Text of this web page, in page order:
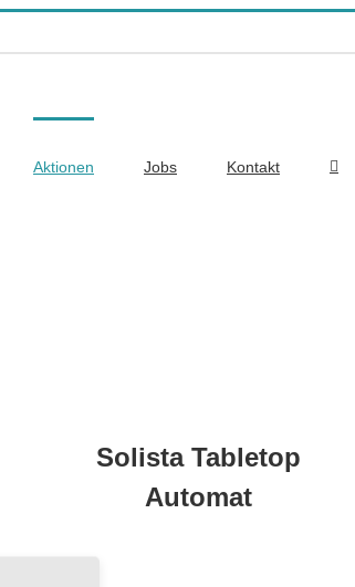
Aktionen Jobs Kontakt
Solista Tabletop
Automat